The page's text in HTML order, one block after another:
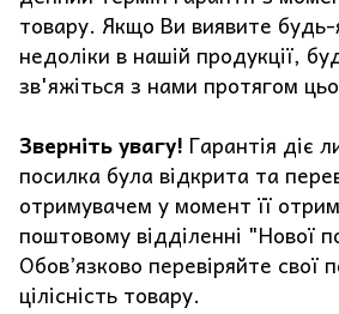
товару. Якщо Ви виявите
недоліки в нашій продукції,
зв'яжіться з нами протягом
Зверніть увагу! Гарантія діє
посилка була відкрита та
отримувачем у момент її
поштовому відділенні "Нової
Обов’язково перевіряйте свої
цілісність товару.